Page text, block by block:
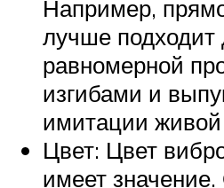
Например,
лучше подходит
равномерной
изгибами и
имитации
Цвет: Цвет
имеет